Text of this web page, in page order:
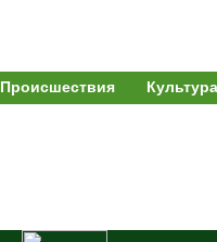
Происшествия Культура